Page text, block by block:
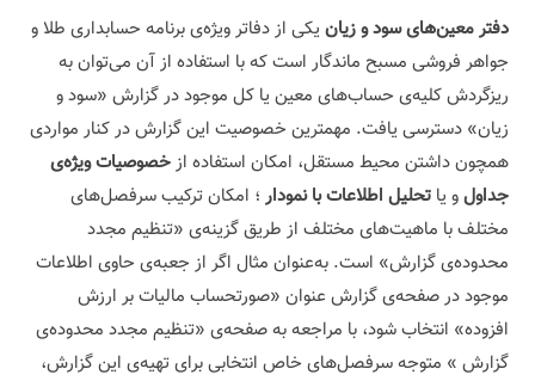
دفتر معین‌های سود و زیانیکی از دفاتر ویژه‌ی برنامه حسابداری طلا و
جواهر فروشی مسبح ماندگار است که با استفاده از آن می‌توان به
ریزگردش کلیه‌ی حساب‌های معین یا کل موجود در گزارش «سود و
زیان» دسترسی یافت. مهمترین خصوصیت این گزارش در کنار مواردی
همچون داشتن محیط مستقل، امکان استفاده ازخصوصیات ویژه‌ی
جداولو یاتحلیل اطلاعات با نمودار ؛ امکان ترکیب سرفصل‌های
مختلف با ماهیت‌های مختلف از طریق گزینه‌ی «تنظیم مجدد
محدوده‌ی گزارش» است. به‌عنوان مثال اگر از جعبه‌ی حاوی اطلاعات
موجود در صفحه‌ی گزارش عنوان «صورتحساب مالیات بر ارزش
افزوده» انتخاب شود، با مراجعه به صفحه‌ی «تنظیم مجدد محدوده‌ی
گزارش » متوجه سرفصل‌های خاص انتخابی برای تهیه‌ی این گزارش،